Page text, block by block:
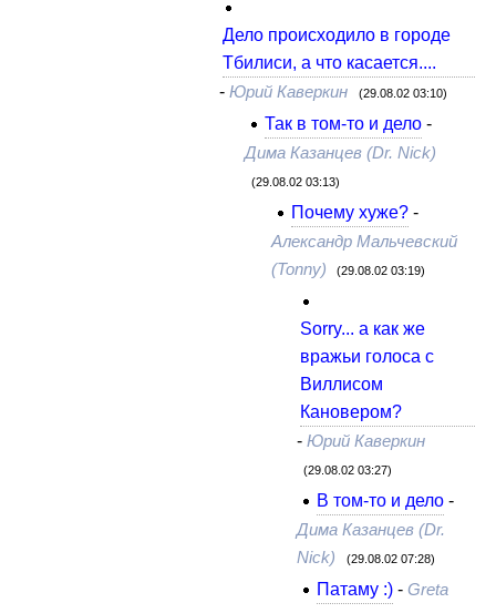
Дело происходило в городе
Тбилиси, а что касается....
- Юрий Каверкин (29.08.02 03:10)
Так в том-то и дело -
Дима Казанцев (Dr. Nick)
(29.08.02 03:13)
Почему хуже?-
Александр Мальчевский
(Tonny)
(29.08.02 03:19)
Sorry... а как же
вражьи голоса с
Виллисом
Кановером?
-Юрий Каверкин
(29.08.02 03:27)
В том-то и дело -
Дима Казанцев (Dr.
Nick)
(29.08.02 07:28)
Патаму :) -Greta